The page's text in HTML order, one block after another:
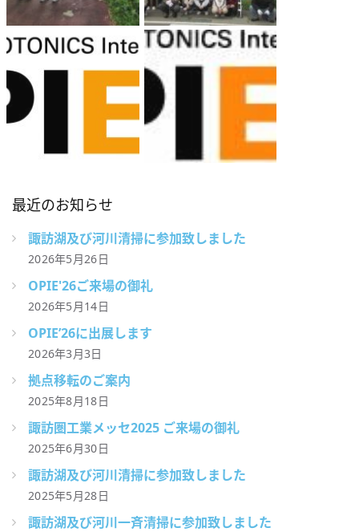
最近のお知らせ
諏訪湖及び河川清掃に参加致しました
2026年5月26日
OPIE'26ご来場の御礼
2026年5月14日
OPIE’26に出展します
2026年3月3日
拠点移転のご案内
2025年8月18日
諏訪圏工業メッセ2025 ご来場の御礼
2025年6月30日
諏訪湖及び河川清掃に参加致しました
2025年5月28日
諏訪湖及び河川一斉清掃に参加致しました